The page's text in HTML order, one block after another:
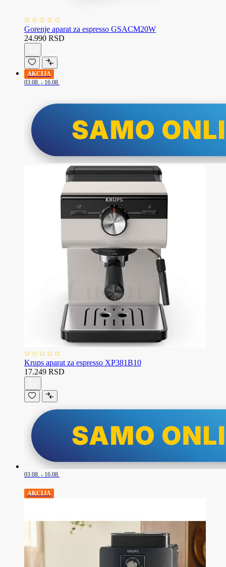
Gorenje aparat za espresso GSACM20W
24.990 RSD
AKCIJA
03.08. - 16.08.
Krups aparat za espresso XP381B10
17.249 RSD
03.08. - 16.08.
AKCIJA